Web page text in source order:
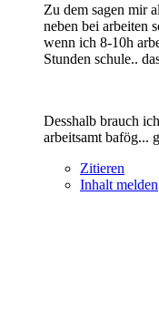
Zu dem sagen mir
neben bei arbeiten
wenn ich 8-10h
Stunden schule..
Desshalb brauch
arbeitsamt bafög...
Zitieren
Inhalt melden